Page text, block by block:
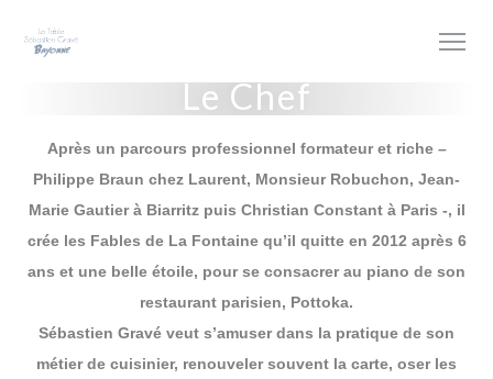
Le Chef
Après un parcours professionnel formateur et riche –
Philippe Braun chez Laurent, Monsieur Robuchon, Jean-
Marie Gautier à Biarritz puis Christian Constant à Paris -, il
crée les Fables de La Fontaine qu’il quitte en 2012 après 6
ans et une belle étoile, pour se consacrer au piano de son
restaurant parisien, Pottoka.
Sébastien Gravé veut s’amuser dans la pratique de son
métier de cuisinier, renouveler souvent la carte, oser les